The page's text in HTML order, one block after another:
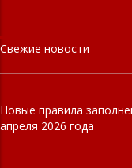
Свежие новости
Новые правила
апреля 2026 года